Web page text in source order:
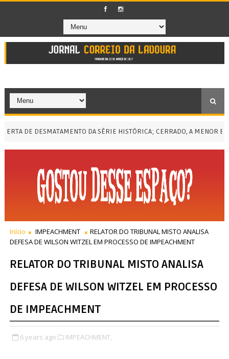
DE DESMATAMENTO DA SÉRIE HISTÓRICA; CERRADO, A MENOR EM
Início IMPEACHMENT
RELATOR DO TRIBUNAL MISTO ANALISA
DEFESA DE WILSON WITZEL EM PROCESSO DE IMPEACHMENT
RELATOR DO TRIBUNAL MISTO ANALISA
DEFESA DE WILSON WITZEL EM PROCESSO
DE IMPEACHMENT
6 years ago IMPEACHMENT,